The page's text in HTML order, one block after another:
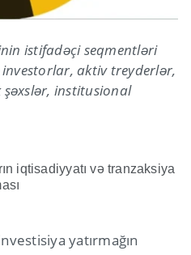
istifadəçi seqmentləri
aktiv treyderlər,
şəxslər, institusional
iqtisadiyyatı və tranzaksiya
yatırmağın